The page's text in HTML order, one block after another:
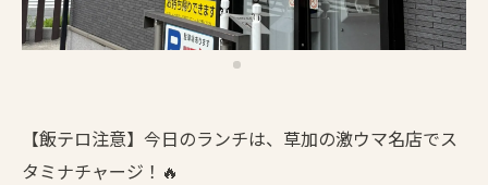
【飯テロ注意】今日のランチは、草加の激ウマ名店でス
タミナチャージ！🔥